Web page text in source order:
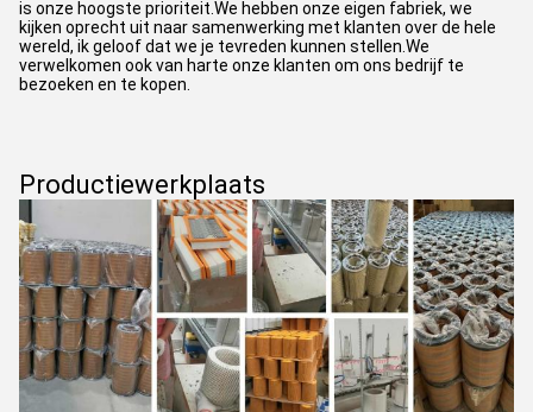
is onze hoogste prioriteit.We hebben onze eigen fabriek, we
kijken oprecht uit naar samenwerking met klanten over de hele
wereld, ik geloof dat we je tevreden kunnen stellen.We
verwelkomen ook van harte onze klanten om ons bedrijf te
bezoeken en te kopen.
Productiewerkplaats